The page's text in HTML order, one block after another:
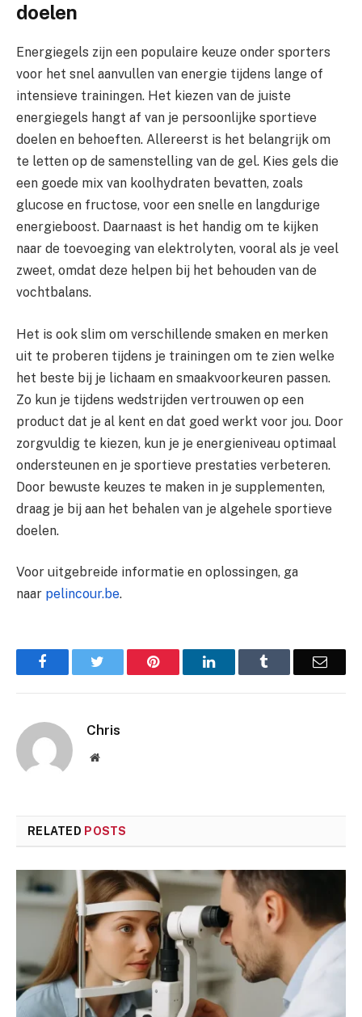
doelen
Energiegels zijn een populaire keuze onder sporters
voor het snel aanvullen van energie tijdens lange of
intensieve trainingen. Het kiezen van de juiste
energiegels hangt af van je persoonlijke sportieve
doelen en behoeften. Allereerst is het belangrijk om
te letten op de samenstelling van de gel. Kies gels die
een goede mix van koolhydraten bevatten, zoals
glucose en fructose, voor een snelle en langdurige
energieboost. Daarnaast is het handig om te kijken
naar de toevoeging van elektrolyten, vooral als je veel
zweet, omdat deze helpen bij het behouden van de
vochtbalans.
Het is ook slim om verschillende smaken en merken
uit te proberen tijdens je trainingen om te zien welke
het beste bij je lichaam en smaakvoorkeuren passen.
Zo kun je tijdens wedstrijden vertrouwen op een
product dat je al kent en dat goed werkt voor jou. Door
zorgvuldig te kiezen, kun je je energieniveau optimaal
ondersteunen en je sportieve prestaties verbeteren.
Door bewuste keuzes te maken in je supplementen,
draag je bij aan het behalen van je algehele sportieve
doelen.
Voor uitgebreide informatie en oplossingen, ga
naar pelincour.be.
Facebook Pinterest LinkedIn Email
Chris
Website
RELATED POSTS